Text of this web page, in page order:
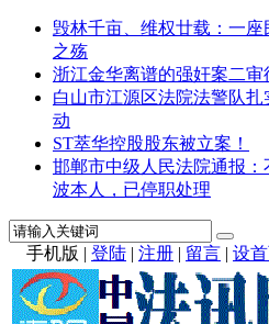
毁林千亩、维权廿载：一
之殇
浙江金华离谱的强奸案二审
白山市江源区法院法警队
动
ST萃华控股股东被立案！
邯郸市中级人民法院通报
波本人，已停职处理
手机版 | 登陆 | 注册 | 留言 | 设